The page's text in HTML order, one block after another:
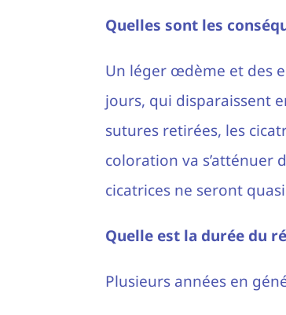
Quelles sont les
Un léger œdème et des
jours, qui disparaissent
sutures retirées, les
coloration va s’atténuer
cicatrices ne seront
Quelle est la durée du
Plusieurs années en